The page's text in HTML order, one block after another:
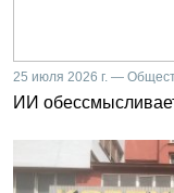
25 июля 2026 г. —
ИИ